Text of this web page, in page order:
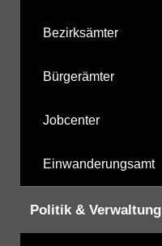
Bezirksämter
Bürgerämter
Jobcenter
Einwanderungsamt
Politik & Verwaltung